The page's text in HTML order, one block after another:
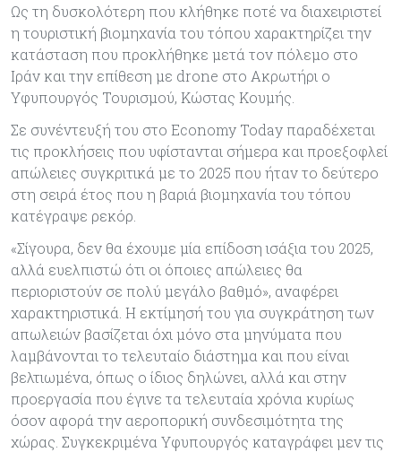
Ως τη δυσκολότερη που κλήθηκε ποτέ να διαχειριστεί
η τουριστική βιομηχανία του τόπου χαρακτηρίζει την
κατάσταση που προκλήθηκε μετά τον πόλεμο στο
Ιράν και την επίθεση με drone στο Ακρωτήρι ο
Υφυπουργός Τουρισμού, Κώστας Κουμής.
Σε συνέντευξή του στο Economy Today παραδέχεται
τις προκλήσεις που υφίστανται σήμερα και προεξοφλεί
απώλειες συγκριτικά με το 2025 που ήταν το δεύτερο
στη σειρά έτος που η βαριά βιομηχανία του τόπου
κατέγραψε ρεκόρ.
«Σίγουρα, δεν θα έχουμε μία επίδοση ισάξια του 2025,
αλλά ευελπιστώ ότι οι όποιες απώλειες θα
περιοριστούν σε πολύ μεγάλο βαθμό», αναφέρει
χαρακτηριστικά. Η εκτίμησή του για συγκράτηση των
απωλειών βασίζεται όχι μόνο στα μηνύματα που
λαμβάνονται το τελευταίο διάστημα και που είναι
βελτιωμένα, όπως ο ίδιος δηλώνει, αλλά και στην
προεργασία που έγινε τα τελευταία χρόνια κυρίως
όσον αφορά την αεροπορική συνδεσιμότητα της
χώρας. Συγκεκριμένα Υφυπουργός καταγράφει μεν τις